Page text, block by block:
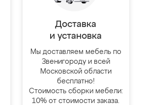
Доставка
и установка
Мы доставляем мебель по
Звенигороду и всей
Московской области
бесплатно!
Стоимость сборки мебели:
10% от стоимости заказа.